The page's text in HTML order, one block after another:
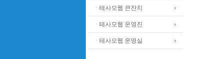
ㆍ테사모웹 큰잔치
ㆍ테사모웹 운영진
ㆍ테사모웹 운영실